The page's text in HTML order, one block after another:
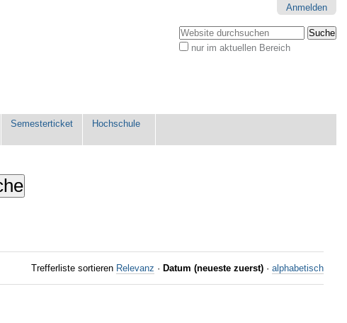
Anmelden
Website durchsuchen
nur im aktuellen Bereich
Semesterticket Hochschule
Trefferliste sortieren Relevanz · Datum (neueste zuerst) · alphabetisch